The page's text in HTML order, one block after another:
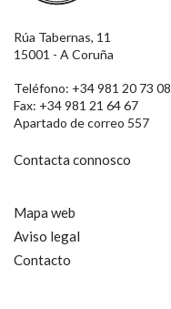
Rúa Tabernas, 11
15001 - A Coruña
Teléfono: +34 981 20 73 08
Fax: +34 981 21 64 67
Apartado de correo 557
Contacta connosco
Mapa web
Aviso legal
Contacto